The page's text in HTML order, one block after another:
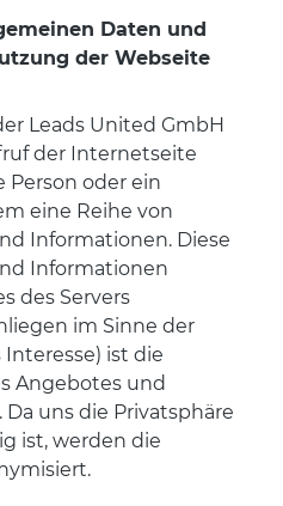
Daten und
der Webseite
Leads United GmbH
der Internetseite
oder ein
eine Reihe von
Informationen. Diese
Informationen
des Servers
im Sinne der
Interesse) ist die
Angebotes und
uns die Privatsphäre
ist, werden die